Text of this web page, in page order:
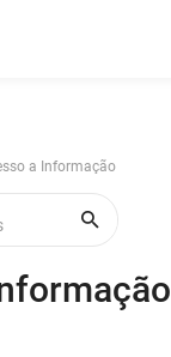
a Informação